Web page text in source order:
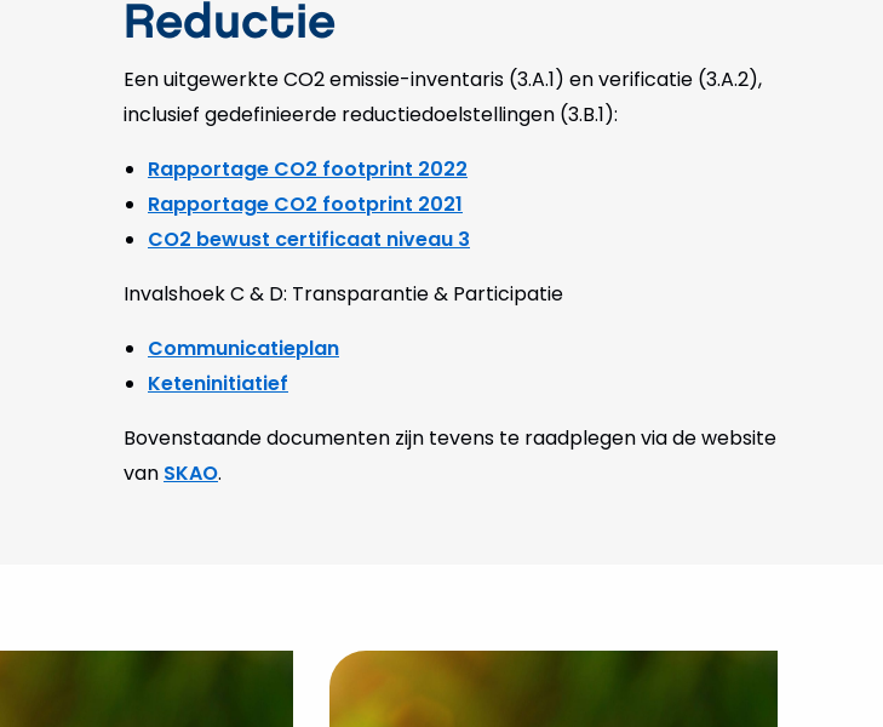
Reductie
Een uitgewerkte CO2 emissie-inventaris (3.A.1) en verificatie (3.A.2),
inclusief gedefinieerde reductiedoelstellingen (3.B.1):
Rapportage CO2 footprint 2022
Rapportage CO2 footprint 2021
CO2 bewust certificaat niveau 3
Invalshoek C & D: Transparantie & Participatie
Communicatieplan
Keteninitiatief
Bovenstaande documenten zijn tevens te raadplegen via de website
van SKAO.
Bekijk
Duurzaamheidsinspanningen